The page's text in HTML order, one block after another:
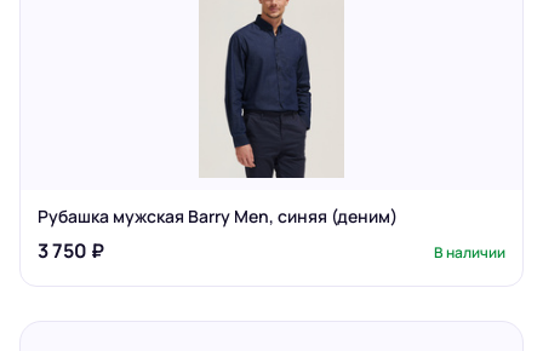
Рубашка мужская Barry Men, синяя (деним)
3 750 ₽ В наличии